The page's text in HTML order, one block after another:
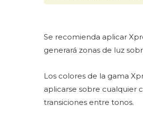
Se recomienda aplicar
generará zonas de luz
Los colores de la gama
aplicarse sobre cualquier
transiciones entre tonos.